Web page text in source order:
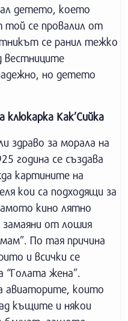
детето, което
той се провалил от
се ранил тежко
вестниците
но детето
клюкарка Как’Сийка
здраво за морала на
година се създава
картините на
кои са подходящи за
кино лятно
замаяни от лошия
По тая причина
и всички се
“Голата жена”.
авиаторите, които
къщите и някои